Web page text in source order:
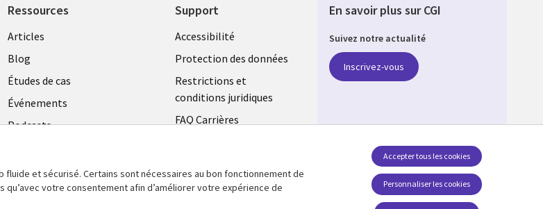
Ressources
Library
Links
FRANCE
Articles
Blog
Études de cas
Événements
Podcasts
Vidéos
En voir plus
Support
Legal
FRANCE
Accessibilité
Protection des données
Restrictions et
conditions juridiques
FAQ Carrières
En savoir plus sur CGI
Suivez notre actualité
Inscrivez-vous
Retrouvez-nous sur les réseaux
et sécurisé. Certains sont nécessaires au bon fonctionnement de
votre consentement afin d’améliorer votre expérience de
Personnaliser les cookies
Accepter tous les cookies